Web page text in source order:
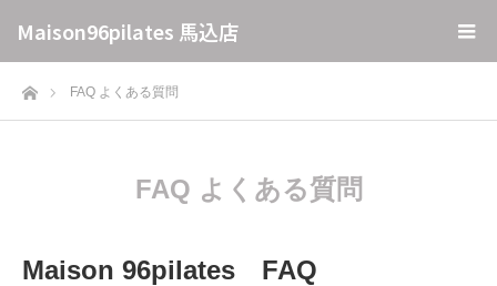
Maison96pilates 馬込店
ホームFAQ よくある質問
FAQ よくある質問
Maison 96pilates FAQ